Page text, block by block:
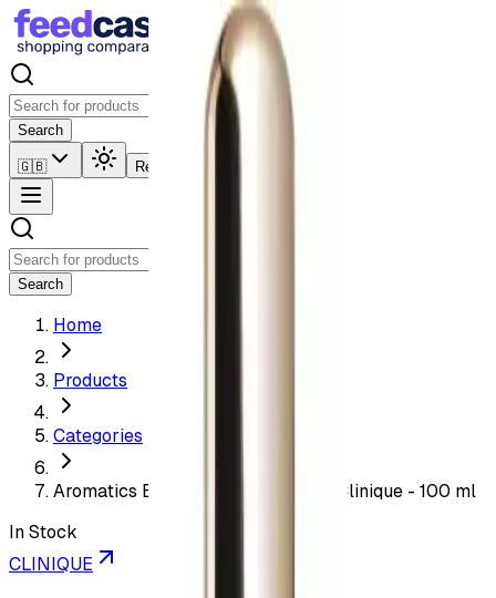
Search
🇬🇧 Reference my products
Search
Home
Products
Categories
Aromatics Elixir - Eau de Parfum - Clinique - 100 ml
In Stock
CLINIQUE